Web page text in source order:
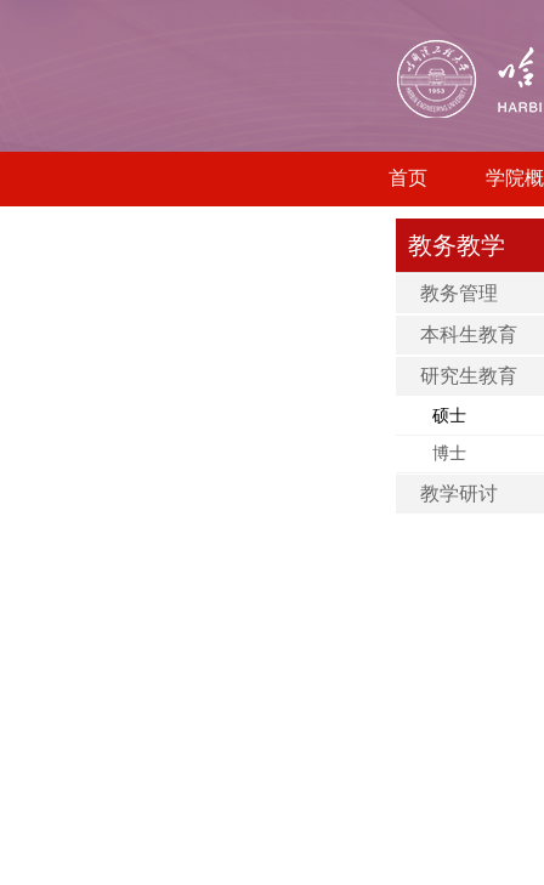
首页 学院
教务教学
教务管理
本科生教育
研究生教育
硕士
博士
教学研讨